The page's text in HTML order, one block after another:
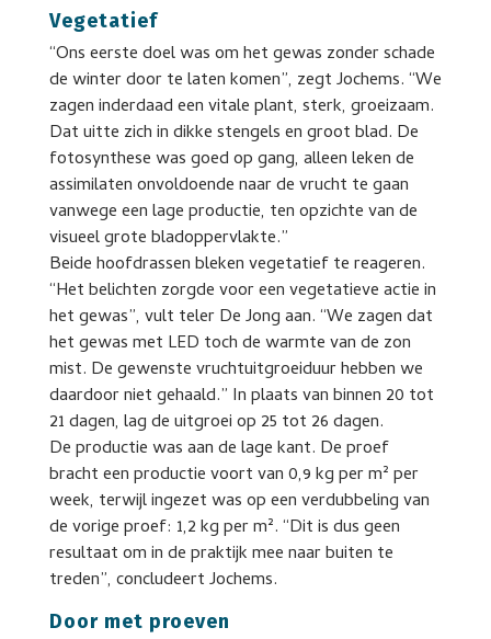
Vegetatief
“Ons eerste doel was om het gewas zonder schade
de winter door te laten komen”, zegt Jochems. “We
zagen inderdaad een vitale plant, sterk, groeizaam.
Dat uitte zich in dikke stengels en groot blad. De
fotosynthese was goed op gang, alleen leken de
assimilaten onvoldoende naar de vrucht te gaan
vanwege een lage productie, ten opzichte van de
visueel grote bladoppervlakte.”
Beide hoofdrassen bleken vegetatief te reageren.
“Het belichten zorgde voor een vegetatieve actie in
het gewas”, vult teler De Jong aan. “We zagen dat
het gewas met LED toch de warmte van de zon
mist. De gewenste vruchtuitgroeiduur hebben we
daardoor niet gehaald.” In plaats van binnen 20 tot
21 dagen, lag de uitgroei op 25 tot 26 dagen.
De productie was aan de lage kant. De proef
bracht een productie voort van 0,9 kg per m² per
week, terwijl ingezet was op een verdubbeling van
de vorige proef: 1,2 kg per m². “Dit is dus geen
resultaat om in de praktijk mee naar buiten te
treden”, concludeert Jochems.
Door met proeven